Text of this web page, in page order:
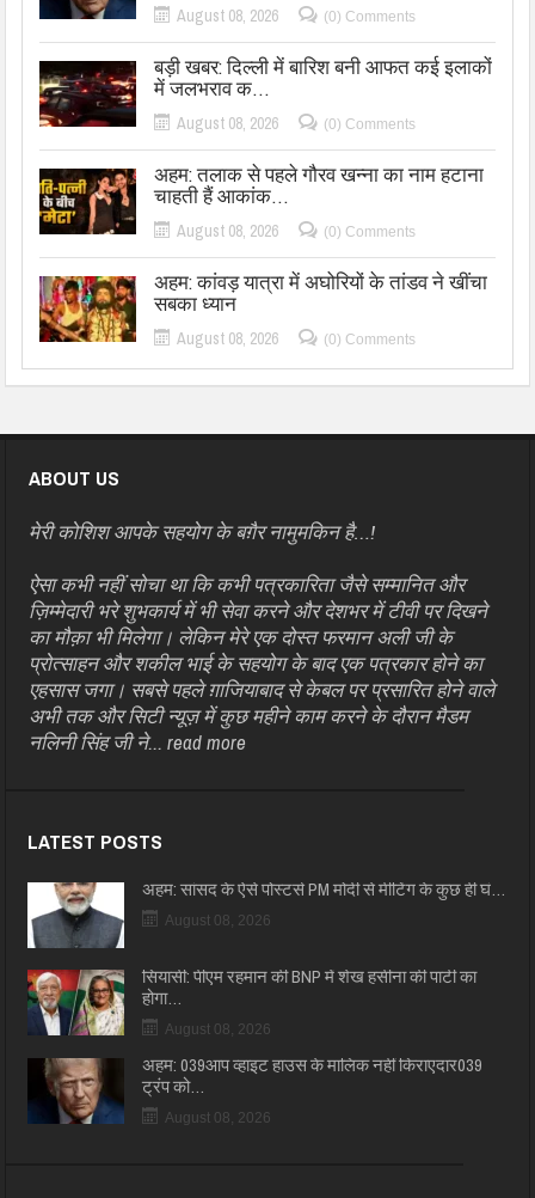
August 08, 2026 (0) Comments
बड़ी खबर: दिल्ली में बारिश बनी आफत कई इलाकों
में जलभराव क…
August 08, 2026 (0) Comments
अहम: तलाक से पहले गौरव खन्ना का नाम हटाना
चाहती हैं आकांक…
August 08, 2026 (0) Comments
अहम: कांवड़ यात्रा में अघोरियों के तांडव ने खींचा
सबका ध्यान
August 08, 2026 (0) Comments
ABOUT US
मेरी कोशिश आपके सहयोग के बग़ैर नामुमकिन है…!
ऐसा कभी नहीं सोचा था कि कभी पत्रकारिता जैसे सम्मानित और
ज़िम्मेदारी भरे शुभकार्य में भी सेवा करने और देशभर में टीवी पर दिखने
का मौक़ा भी मिलेगा। लेकिन मेरे एक दोस्त फरमान अली जी के
प्रोत्साहन और शकील भाई के सहयोग के बाद एक पत्रकार होने का
एहसास जगा। सबसे पहले ग़ाजियाबाद से केबल पर प्रसारित होने वाले
अभी तक और सिटी न्यूज़ में कुछ महीने काम करने के दौरान मैडम
नलिनी सिंह जी ने...read more
LATEST POSTS
अहम: सांसद के ऐसे पोस्टर्स PM मोदी से मीटिंग के कुछ ही घं…
August 08, 2026
सियासी: पीएम रहमान की BNP में शेख हसीना की पार्टी का
होगा…
August 08, 2026
अहम: 039आप व्हाइट हाउस के मालिक नहीं किराएदार039
ट्रंप को…
August 08, 2026